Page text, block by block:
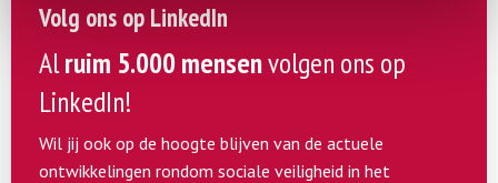
Volg ons op LinkedIn
Alruim 5.000 mensenvolgen ons op
LinkedIn!
Wil jij ook op de hoogte blijven van de actuele
ontwikkelingen rondom sociale veiligheid in het